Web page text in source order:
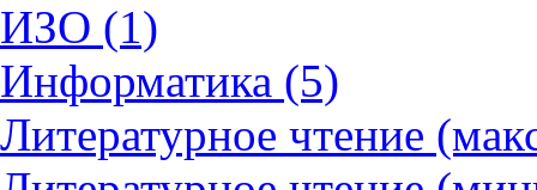
ИЗО (1)
Информатика (5)
Литературное чтение